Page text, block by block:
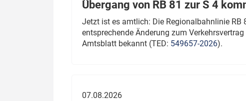
Übergang von RB 81 zur S 4
Jetzt ist es amtlich: Die Regionalbahnlinie
entsprechende Änderung zum
Amtsblatt bekannt (TED: 549657-2026).
07.08.2026